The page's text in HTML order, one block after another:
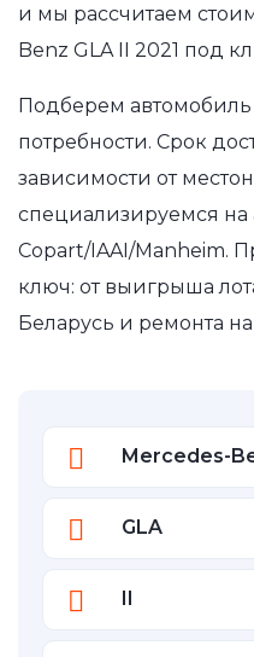
и мы рассчитаем
Benz GLA II 2021 под
Подберем
потребности. Срок
зависимости от
специализируемся на
Copart/IAAI/Manheim.
ключ: от выигрыша
Беларусь и ремонта
Mercedes-
GLA
II